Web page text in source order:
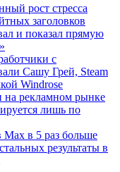
рост стресса
заголовков
и показал прямую
с
Сашу Грей, Steam
Windrose
на рекламном рынке
лишь по
в 5 раз больше
результаты в